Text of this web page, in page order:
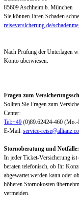
85609 Aschheim b. München
Sie können Ihren Schaden
reiseversicherung.de/
Nach Prüfung der Unterlagen
Konto überwiesen.
Fragen zum
Sollten Sie Fragen zum
Center:
Tel:+49 (0)89.62424-460
E-Mail: service-
Stornoberatung und Notfälle:
In jeder Ticket-Versicherung ist
beraten telefonisch, ob Ihr
abgewartet werden kann oder
höheren Stornokosten
vermeiden.